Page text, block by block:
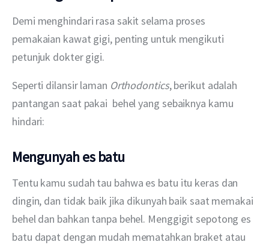
Demi menghindari rasa sakit selama proses
pemakaian kawat gigi, penting untuk mengikuti
petunjuk dokter gigi.
Seperti dilansir laman Orthodontics, berikut adalah
pantangan saat pakai  behel yang sebaiknya kamu
hindari:
Mengunyah es batu
Tentu kamu sudah tau bahwa es batu itu keras dan
dingin, dan tidak baik jika dikunyah baik saat memakai
behel dan bahkan tanpa behel. Menggigit sepotong es
batu dapat dengan mudah mematahkan braket atau